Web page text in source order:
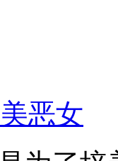
恶女